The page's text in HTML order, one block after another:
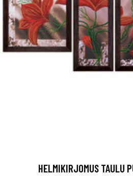
HELMIKIRJOMUS TAULU